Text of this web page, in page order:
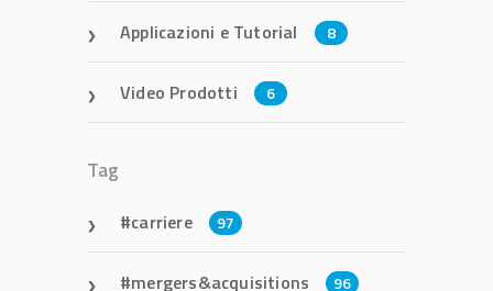
Applicazioni e Tutorial 8
Video Prodotti 6
Tag
carriere 97
mergers&acquisitions 96